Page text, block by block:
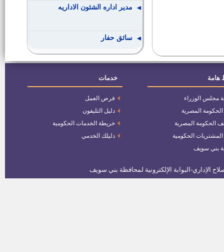
مدير اداره الشئون الاداريه
سائق حفار
نواب جدد لرؤساء مراكز المدن
والمجالس بالديوان العام
هامة
مجلس الوزراء
الحكومة المصرية
الحكومة المصرية
المشتريات الحكومية
بني سويف
خدمات
فرص العمل
دليل التليفون
خريطة الخدمات الحكومية
دليلك الخدمي